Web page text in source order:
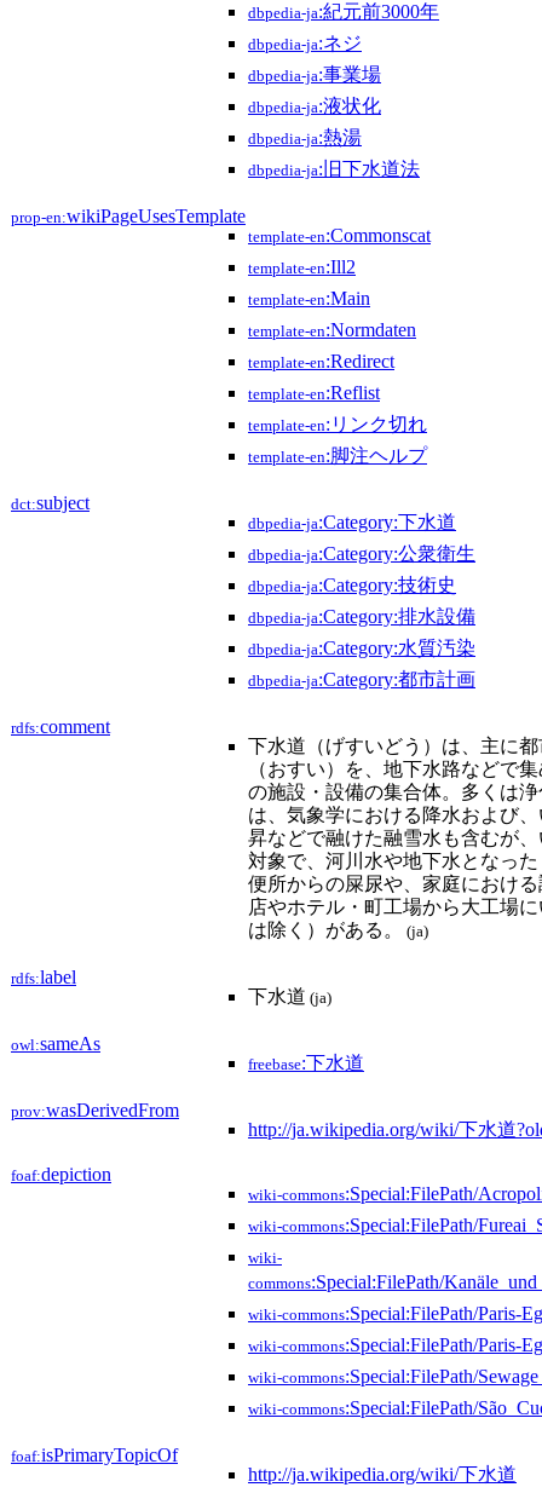
dbpedia-ja:紀元前3000年
dbpedia-ja:ネジ
dbpedia-ja:事業場
dbpedia-ja:液状化
dbpedia-ja:熱湯
dbpedia-ja:旧下水道法
prop-en:wikiPageUsesTemplate
template-en:Commonscat
template-en:Ill2
template-en:Main
template-en:Normdaten
template-en:Redirect
template-en:Reflist
template-en:リンク切れ
template-en:脚注ヘルプ
dct:subject
dbpedia-ja:Category:下水道
dbpedia-ja:Category:公衆衛生
dbpedia-ja:Category:技術史
dbpedia-ja:Category:排水設備
dbpedia-ja:Category:水質汚染
dbpedia-ja:Category:都市計画
rdfs:comment
下水道（げすいどう）は、主に
（おすい）を、地下水路などで
の施設・設備の集合体。多くは
は、気象学における降水および
昇などで融けた融雪水も含むが
対象で、河川水や地下水となっ
便所からの屎尿や、家庭におけ
店やホテル・町工場から大工場
は除く）がある。
(ja)
rdfs:label
下水道 (ja)
owl:sameAs
freebase:下水道
prov:wasDerivedFrom
http://ja.wikipedia.org/wiki/下水道
foaf:depiction
wiki-commons:Special:FilePath/
wiki-commons:Special:FilePath/
wiki-
commons:Special:FilePath/
wiki-commons:Special:FilePath/Paris-
wiki-commons:Special:FilePath/Paris-
wiki-commons:Special:FilePath/
wiki-commons:Special:FilePath/
foaf:isPrimaryTopicOf
http://ja.wikipedia.org/wiki/下水道